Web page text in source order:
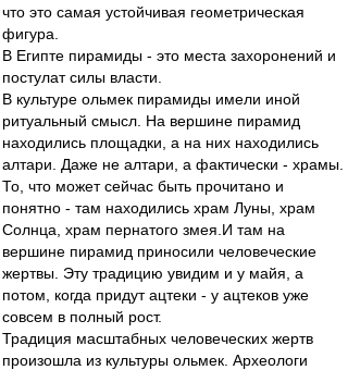
что это самая устойчивая геометрическая
фигура.
В Египте пирамиды - это места захоронений и
постулат силы власти.
В культуре ольмек пирамиды имели иной
ритуальный смысл. На вершине пирамид
находились площадки, а на них находились
алтари. Даже не алтари, а фактически - храмы.
То, что может сейчас быть прочитано и
понятно - там находились храм Луны, храм
Солнца, храм пернатого змея.И там на
вершине пирамид приносили человеческие
жертвы. Эту традицию увидим и у майя, а
потом, когда придут ацтеки - у ацтеков уже
совсем в полный рост.
Традиция масштабных человеческих жертв
произошла из культуры ольмек. Археологи